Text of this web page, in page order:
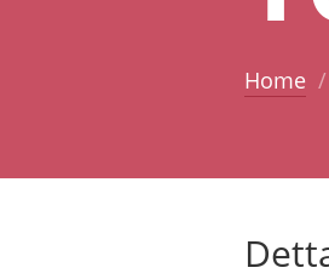
Home